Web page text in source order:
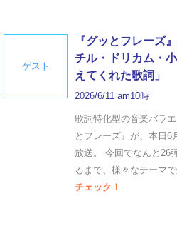
ゲスト
『グッとフレーズ
チル・ドリカム・
えてくれた歌詞」
2026/6/11 am10時
歌詞特化型の音楽バラ
とフレーズ』が、本日6
放送。 今回でなんと26
るまで、様々なテーマ
チェック！